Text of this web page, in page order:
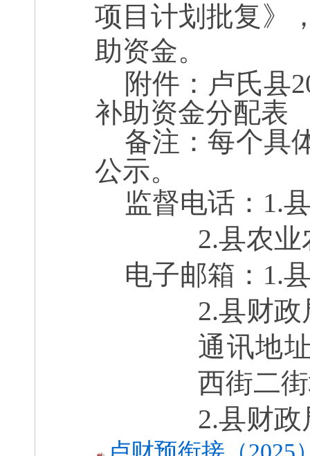
项目计划批复》
助资金。
附件：卢氏县
补助资金分配表
备注：每个具
公示。
监督电话： 1.
2.县农业
电子邮箱： 1.
2.县财政
通讯地
西街二
2.县财